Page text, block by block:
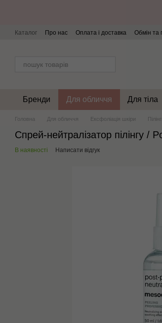
Каталог Про нас Оплата і доставка Обмін та
Бренди Для обличчя Для тіла
Головна Для обличчя Ексфоліація шкіри
Спрей-нейтралізатор пілінгу
В наявності Написати відгук